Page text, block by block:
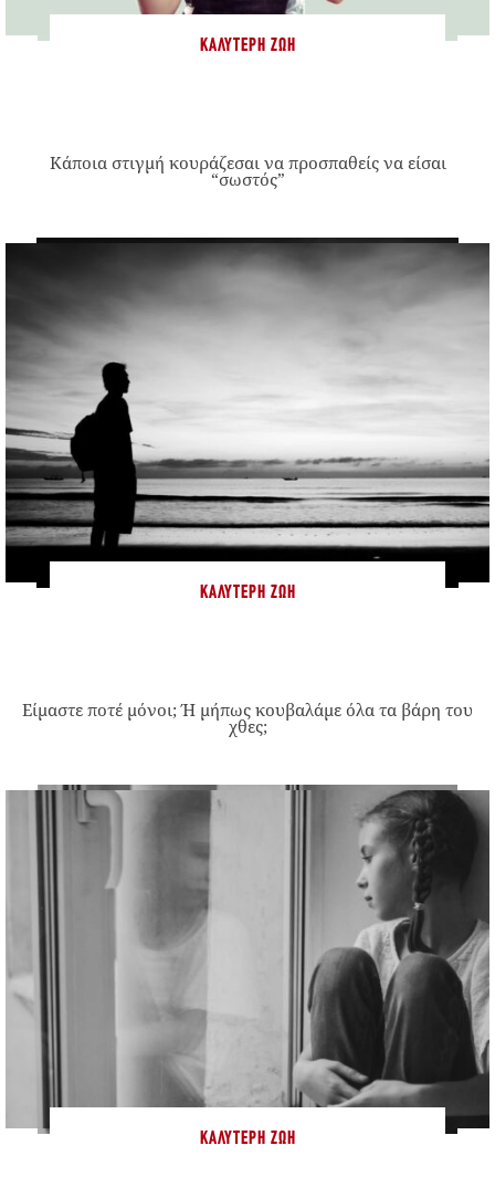
ΚΑΛΎΤΕΡΗ ΖΩΉ
Κάποια στιγμή κουράζεσαι να προσπαθείς να είσαι
“σωστός”
ΚΑΛΎΤΕΡΗ ΖΩΉ
Είμαστε ποτέ μόνοι; Ή μήπως κουβαλάμε όλα τα βάρη του
χθες;
ΚΑΛΎΤΕΡΗ ΖΩΉ